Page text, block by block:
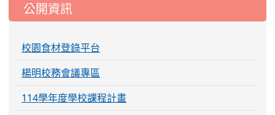
公開資訊
校園食材登錄平台
楊明校務會議專區
114學年度學校課程計畫